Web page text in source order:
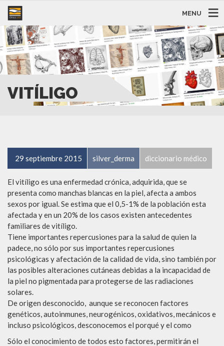
MENU
VITÍLIGO
29 septiembre 2015 silver_derma diccionario médico
El vitíligo es una enfermedad crónica, adquirida, que se
presenta como manchas blancas en la piel, afecta a ambos
sexos por igual. Se estima que el 0,5-1% de la población esta
afectada y en un 20% de los casos existen antecedentes
familiares de vitíligo.
Tiene importantes repercusiones para la salud de quien la
padece, no sólo por sus importantes repercusiones
psicológicas y afectación de la calidad de vida, sino también por
las posibles alteraciones cutáneas debidas a la incapacidad de
la piel no pigmentada para protegerse de las radiaciones
solares.
De origen desconocido, aunque se reconocen factores
genéticos, autoinmunes, neurogénicos, oxidativos, mecánicos e
incluso psicológicos, desconocemos el porqué y el como
Sólo el conocimiento de todos esto factores, permitirán el